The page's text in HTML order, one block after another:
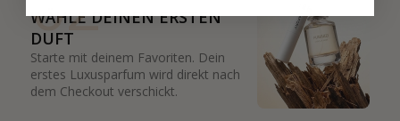
WÄHLE DEINEN ERSTEN
DUFT
Starte mit deinem Favoriten. Dein
erstes Luxusparfum wird direkt nach
dem Checkout verschickt.